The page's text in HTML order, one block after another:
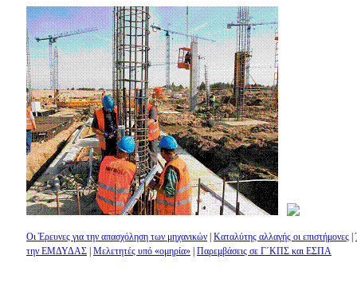
Οι Έρευνες για την απασχόληση των μηχανικών Καταλύτης αλλαγής οι επιστήμονες |
την ΕΜΔΥΔΑΣ Μελετητές υπό «ομηρία» Παρεμβάσεις σε Γ΄ΚΠΣ και ΕΣΠΑ